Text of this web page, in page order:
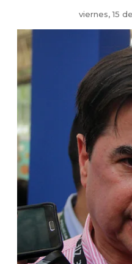
viernes, 15